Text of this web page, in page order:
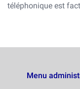
téléphonique est
Menu